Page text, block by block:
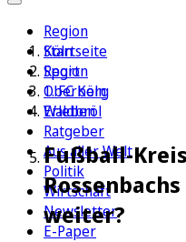
Region
Köln
Sport
1. FC Köln
Erleben
Ratgeber
Aus aller Welt
Politik
Wirtschaft
Newsletter
E-Paper
Startseite
Region
Oberberg
Waldbröl
Fußball-
weiter?